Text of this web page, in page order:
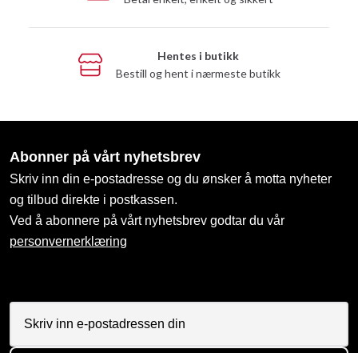
Hentes i butikk
Bestill og hent i nærmeste butikk
Abonner på vårt nyhetsbrev
Skriv inn din e-postadresse og du ønsker å motta nyheter
og tilbud direkte i postkassen.
Ved å abonnere på vårt nyhetsbrev godtar du vår
personvernerklæring